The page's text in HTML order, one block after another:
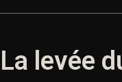
La levée